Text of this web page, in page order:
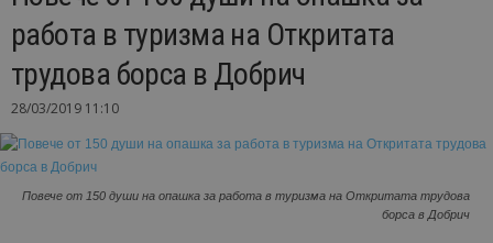
работа в туризма на Откритата
трудова борса в Добрич
28/03/2019 11:10
Повече от 150 души на опашка за работа в туризма на Откритата трудова
борса в Добрич